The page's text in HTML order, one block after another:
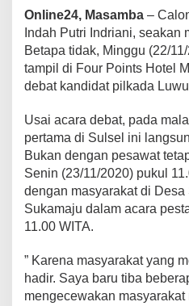
a
i
D
e
b
t
i
M
a
k
a
s
s
e
m
a
Online24, Masamba –
Indah Putri Indriani, seakan
Betapa tidak, Minggu (22/
tampil di Four Points Hotel
debat kandidat pilkada
Usai acara debat, pada
pertama di Sulsel ini
Bukan dengan pesawat
Senin (23/11/2020) pukul
dengan masyarakat di
Sukamaju dalam acara
11.00 WITA.
” Karena masyarakat yang
hadir. Saya baru tiba
mengecewakan